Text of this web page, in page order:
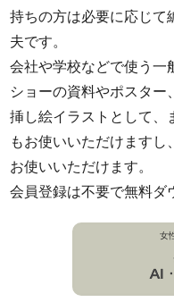
持ちの方は必要に応じて
夫です。
会社や学校などで使う一
ショーの資料やポスター
挿し絵イラストとして、
もお使いいただけますし
お使いいただけます。
会員登録は不要で無料ダ
女